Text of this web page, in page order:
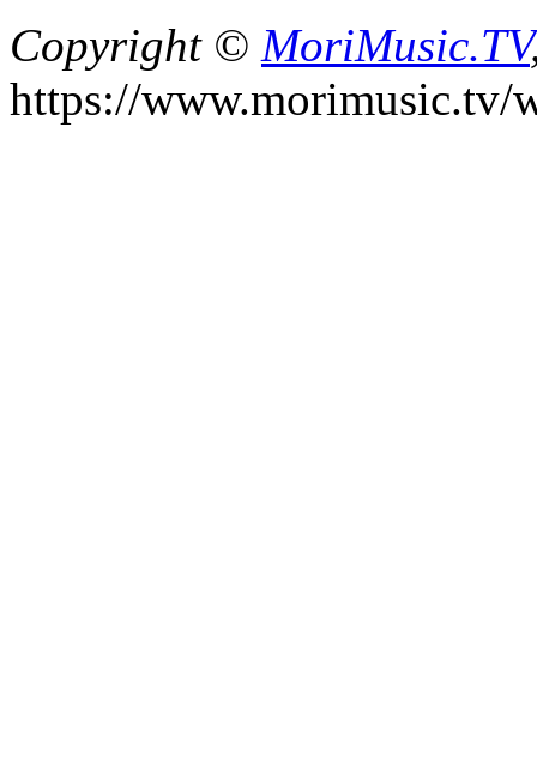
Copyright © MoriMusic.TV
https://www.morimusic.tv/